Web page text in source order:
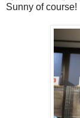
Sunny of course!